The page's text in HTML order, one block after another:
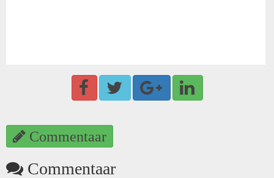
Commentaar
Commentaar